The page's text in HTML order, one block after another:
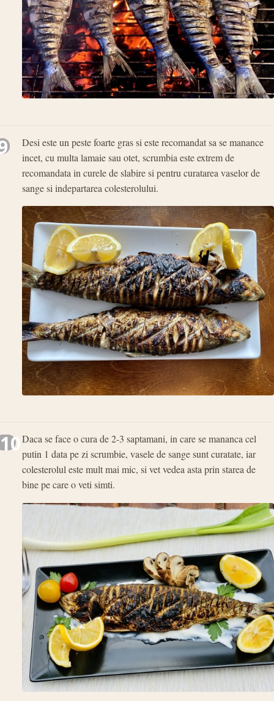
Desi este un peste foarte gras si este recomandat sa se manance
incet, cu multa lamaie sau otet, scrumbia este extrem de
recomandata in curele de slabire si pentru curatarea vaselor de
sange si indepartarea colesterolului.
10Daca se face o cura de 2-3 saptamani, in care se mananca cel
putin 1 data pe zi scrumbie, vasele de sange sunt curatate, iar
colesterolul este mult mai mic, si vet vedea asta prin starea de
bine pe care o veti simti.